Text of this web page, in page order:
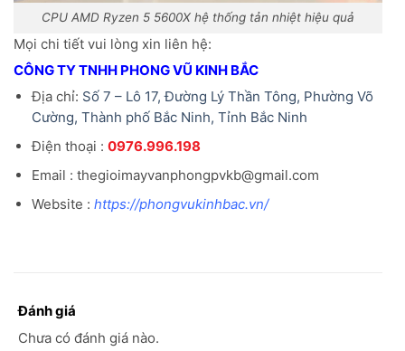
CPU AMD Ryzen 5 5600X hệ thống tản nhiệt hiệu quả
Mọi chi tiết vui lòng xin liên hệ:
CÔNG TY TNHH PHONG VŨ KINH BẮC
Địa chỉ: Số 7 – Lô 17, Đường Lý Thần Tông, Phường Võ
Cường, Thành phố Bắc Ninh, Tỉnh Bắc Ninh
Điện thoại : 0976.996.198
Email : thegioimayvanphongpvkb@gmail.com
Website : https://phongvukinhbac.vn/
Đánh giá
Chưa có đánh giá nào.